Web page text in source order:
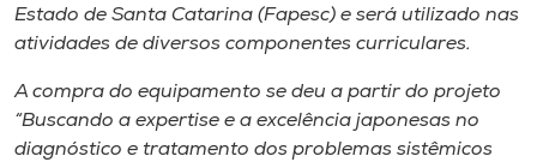
Editora
Rádio
Estado de Santa Catarina (Fapesc) e será utilizado nas
atividades de diversos componentes curriculares.
A compra do equipamento se deu a partir do projeto
“Buscando a expertise e a excelência japonesas no
diagnóstico e tratamento dos problemas sistêmicos